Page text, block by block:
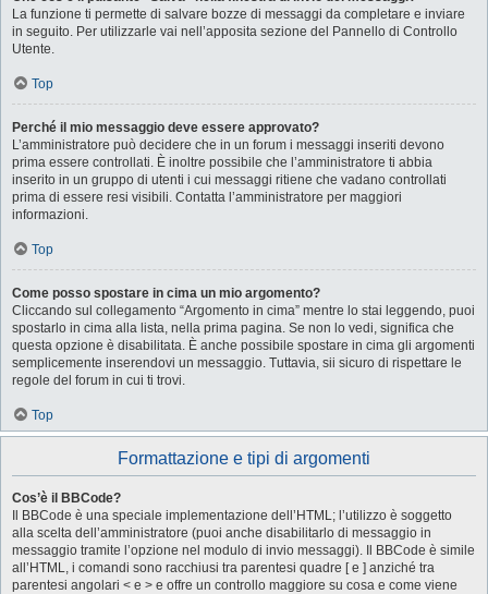
La funzione ti permette di salvare bozze di messaggi da completare e inviare
in seguito. Per utilizzarle vai nell’apposita sezione del Pannello di Controllo
Utente.
Top
Perché il mio messaggio deve essere approvato?
L’amministratore può decidere che in un forum i messaggi inseriti devono
prima essere controllati. È inoltre possibile che l’amministratore ti abbia
inserito in un gruppo di utenti i cui messaggi ritiene che vadano controllati
prima di essere resi visibili. Contatta l’amministratore per maggiori
informazioni.
Top
Come posso spostare in cima un mio argomento?
Cliccando sul collegamento “Argomento in cima” mentre lo stai leggendo, puoi
spostarlo in cima alla lista, nella prima pagina. Se non lo vedi, significa che
questa opzione è disabilitata. È anche possibile spostare in cima gli argomenti
semplicemente inserendovi un messaggio. Tuttavia, sii sicuro di rispettare le
regole del forum in cui ti trovi.
Top
Formattazione e tipi di argomenti
Cos’è il BBCode?
Il BBCode è una speciale implementazione dell’HTML; l’utilizzo è soggetto
alla scelta dell’amministratore (puoi anche disabilitarlo di messaggio in
messaggio tramite l’opzione nel modulo di invio messaggi). Il BBCode è simile
all’HTML, i comandi sono racchiusi tra parentesi quadre [ e ] anziché tra
parentesi angolari < e > e offre un controllo maggiore su cosa e come viene